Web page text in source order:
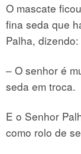
O mascate
fina seda que
Palha, dizendo:
– O senhor é
seda em troca.
E o Senhor
como rolo de